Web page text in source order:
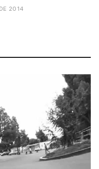
2014